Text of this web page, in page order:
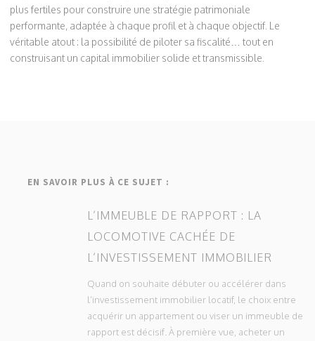
plus fertiles pour construire une stratégie patrimoniale
performante, adaptée à chaque profil et à chaque objectif. Le
véritable atout : la possibilité de piloter sa fiscalité… tout en
construisant un capital immobilier solide et transmissible.
EN SAVOIR PLUS À CE SUJET :
L’IMMEUBLE DE RAPPORT : LA
LOCOMOTIVE CACHÉE DE
L’INVESTISSEMENT IMMOBILIER
Quand on souhaite débuter ou accélérer dans
l’investissement immobilier locatif, le choix entre
acquérir un appartement ou viser un immeuble de
rapport est décisif. À première vue, acheter un